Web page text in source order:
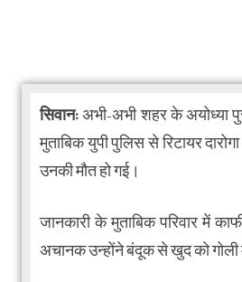
सिवान:अभी-अभी शहर के अयोध्या
मुताबिक युपी पुलिस से रिटायर
उनकी मौत हो गई।
जानकारी के मुताबिक परिवार में
अचानक उन्होंने बंदूक से खुद को गोली